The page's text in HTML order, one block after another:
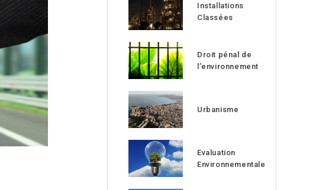
Installations
Classées
Droit pénal de
l’environnement
Urbanisme
Evaluation
Environnementale